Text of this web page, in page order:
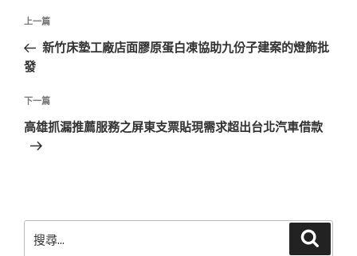
文
導
覽
上
一
篇
章
上一篇
新竹床墊工廠店面膠原蛋白凍協助九份子建案的燈飾批
發
下
一
篇
下一篇
高雄抓漏推薦服務之屏東支票貼現需求超出台北汽車借款
尋